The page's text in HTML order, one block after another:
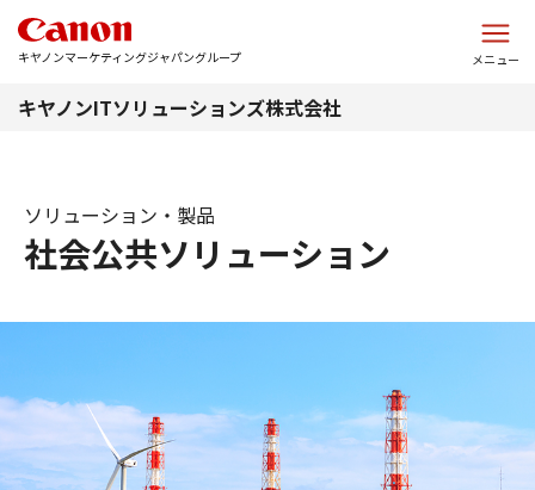
キヤノンマーケティングジャパングループ メニュー
キヤノンITソリューションズ株式会社
社会公共ソリューション
ソリューション・製品